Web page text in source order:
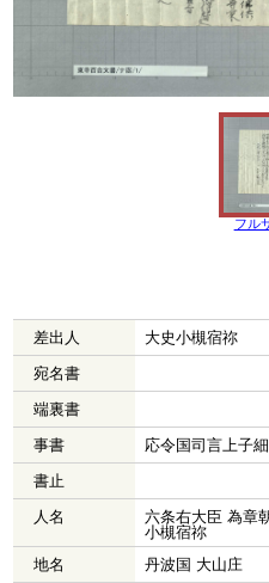
フル
差出人
大史小槻宿祢
宛名書
端裏書
事書
応令国司言上子
書止
人名
六条右大臣 為章
小槻宿祢
地名
丹波国 大山庄